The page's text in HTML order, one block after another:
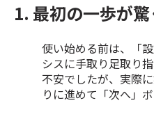
1. 最初の一歩が
使い始める前は、「
シスに手取り足取り
不安でしたが、実際
りに進めて「次へ」